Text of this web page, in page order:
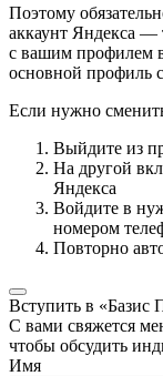
Поэтому
аккаунт Яндекса —
с вашим профилем
основной профиль
Если нужно
Выйдите из
На другой
Яндекса
Войдите в
номером
Повторно
Вступить в «Базис
С вами свяжется
чтобы обсудить
Имя